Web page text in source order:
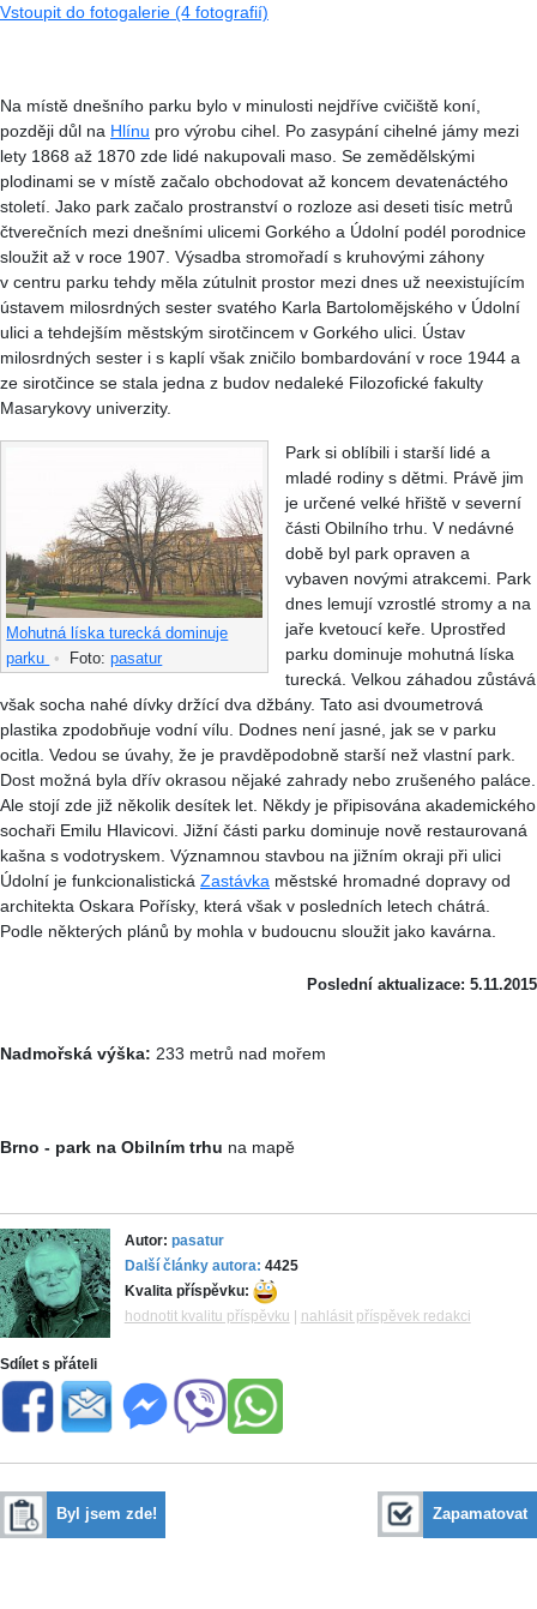
Vstoupit do fotogalerie (4 fotografií)
Na místě dnešního parku bylo v minulosti nejdříve cvičiště koní,
později důl na Hlínu pro výrobu cihel. Po zasypání cihelné jámy mezi
lety 1868 až 1870 zde lidé nakupovali maso. Se zemědělskými
plodinami se v místě začalo obchodovat až koncem devatenáctého
století. Jako park začalo prostranství o rozloze asi deseti tisíc metrů
čtverečních mezi dnešními ulicemi Gorkého a Údolní podél porodnice
sloužit až v roce 1907. Výsadba stromořadí s kruhovými záhony
v centru parku tehdy měla zútulnit prostor mezi dnes už neexistujícím
ústavem milosrdných sester svatého Karla Bartolomějského v Údolní
ulici a tehdejším městským sirotčincem v Gorkého ulici. Ústav
milosrdných sester i s kaplí však zničilo bombardování v roce 1944 a
ze sirotčince se stala jedna z budov nedaleké Filozofické fakulty
Masarykovy univerzity.
Mohutná líska turecká dominuje
parku • Foto:pasatur
Park si oblíbili i starší lidé a
mladé rodiny s dětmi. Právě jim
je určené velké hřiště v severní
části Obilního trhu. V nedávné
době byl park opraven a
vybaven novými atrakcemi. Park
dnes lemují vzrostlé stromy a na
jaře kvetoucí keře. Uprostřed
parku dominuje mohutná líska
turecká. Velkou záhadou zůstává
však socha nahé dívky držící dva džbány. Tato asi dvoumetrová
plastika zpodobňuje vodní vílu. Dodnes není jasné, jak se v parku
ocitla. Vedou se úvahy, že je pravděpodobně starší než vlastní park.
Dost možná byla dřív okrasou nějaké zahrady nebo zrušeného paláce.
Ale stojí zde již několik desítek let. Někdy je připisována akademického
sochaři Emilu Hlavicovi. Jižní části parku dominuje nově restaurovaná
kašna s vodotryskem. Významnou stavbou na jižním okraji při ulici
Údolní je funkcionalistická Zastávka městské hromadné dopravy od
architekta Oskara Pořísky, která však v posledních letech chátrá.
Podle některých plánů by mohla v budoucnu sloužit jako kavárna.
Poslední aktualizace: 5.11.2015
Nadmořská výška: 233 metrů nad mořem
Brno - park na Obilním trhu na mapě
Autor: pasatur
Další články autora: 4425
Kvalita příspěvku:
hodnotit kvalitu příspěvku
nahlásit příspěvek redakci
Sdílet s přáteli
Byl jsem zde! Zapamatovat